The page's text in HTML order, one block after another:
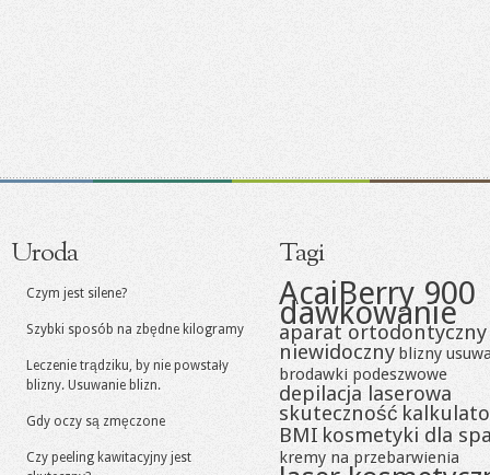
Uroda
Czym jest silene?
Szybki sposób na zbędne kilogramy
Leczenie trądziku, by nie powstały
blizny. Usuwanie blizn.
Gdy oczy są zmęczone
Czy peeling kawitacyjny jest
Tagi
AcaiBerry 900
dawkowanie
aparat ortodontyczny
niewidoczny blizny
brodawki podeszwowe
depilacja laserowa
skuteczność
BMI kosmetyki dla
kremy na przebarwienia